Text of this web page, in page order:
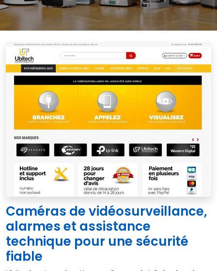
Caméras de vidéosurveillance,
alarmes et assistance
technique pour une sécurité
fiable